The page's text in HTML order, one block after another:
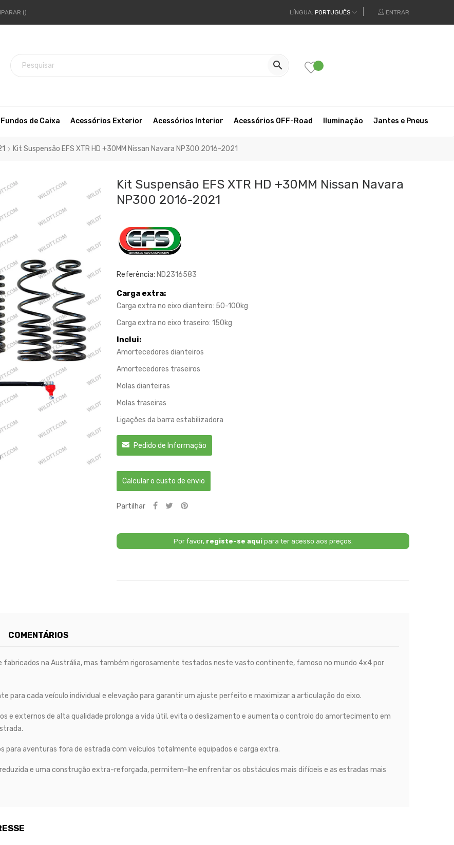
LÍNGUA: PORTUGUÊS ENTRAR

Fundos de Caixa Acessórios Exterior Acessórios Interior Acessórios OFF-Road Iluminação Jantes e Pneus
Kit Suspensão EFS XTR HD +30MM Nissan Navara NP300 2016-2021
Kit Suspensão EFS XTR HD +30MM Nissan Navara
NP300 2016-2021
Referência: ND2316583
Carga extra:
Carga extra no eixo dianteiro: 50-100kg
Carga extra no eixo traseiro: 150kg
Inclui:
Amortecedores dianteiros
Amortecedores traseiros
Molas dianteiras
Molas traseiras
Ligações da barra estabilizadora
Pedido de Informação
Calcular o custo de envio
Partilhar
Por favor, registe-se aquipara ter acesso aos preços.
COMENTÁRIOS
fabricados na Austrália, mas também rigorosamente testados neste vasto continente, famoso no mundo 4x4 por
para cada veículo individual e elevação para garantir um ajuste perfeito e maximizar a articulação do eixo.
e externos de alta qualidade prolonga a vida útil, evita o deslizamento e aumenta o controlo do amortecimento em
para aventuras fora de estrada com veículos totalmente equipados e carga extra.
e uma construção extra-reforçada, permitem-lhe enfrentar os obstáculos mais difíceis e as estradas mais